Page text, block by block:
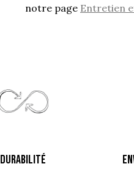
notre page Entretien
DURABILITÉ